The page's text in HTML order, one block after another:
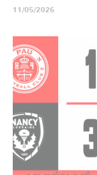
11/05/2026